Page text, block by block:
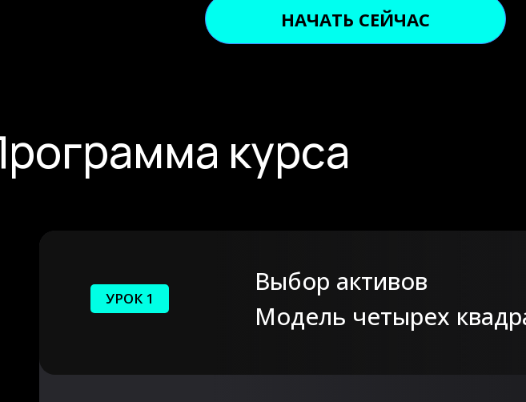
НАЧАТЬ СЕЙЧАС
курса
Выбор активов
Модель четырех
УРОК 1